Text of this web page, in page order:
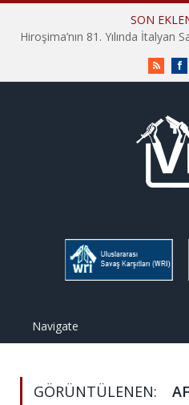
SON
RSS
Navigate
GÖRÜNTÜLENEN: